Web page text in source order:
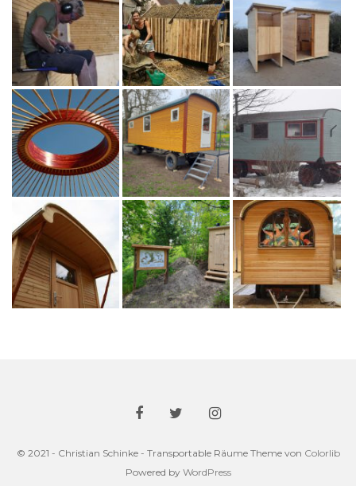
© 2021 - Christian Schinke - Transportable Räume Theme von Colorlib
Powered by WordPress